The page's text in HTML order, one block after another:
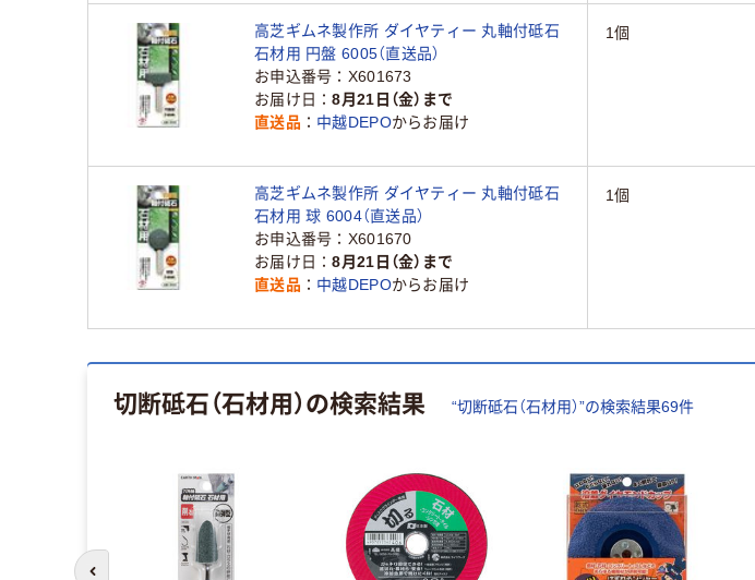
高芝ギムネ製作所 ダイヤティー 丸軸付砥石
石材用 円盤 6005（直送品）
お申込番号
X601673
お届け日
8月21日（金）まで
直送品
中越DEPOからお届け
1個
高芝ギムネ製作所 ダイヤティー 丸軸付砥石
石材用 球 6004（直送品）
お申込番号
X601670
お届け日
8月21日（金）まで
直送品
中越DEPOからお届け
1個
切断砥石（石材用）の検索結果 “切断砥石（石材用）”の検索結果69件